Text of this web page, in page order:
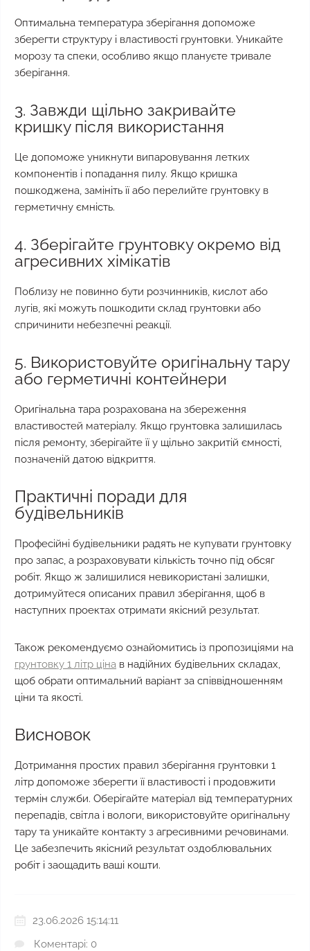
Оптимальна температура зберігання допоможе
зберегти структуру і властивості грунтовки. Уникайте
морозу та спеки, особливо якщо плануєте тривале
зберігання.
3. Завжди щільно закривайте
кришку після використання
Це допоможе уникнути випаровування летких
компонентів і попадання пилу. Якщо кришка
пошкоджена, замініть її або перелийте грунтовку в
герметичну ємність.
4. Зберігайте грунтовку окремо від
агресивних хімікатів
Поблизу не повинно бути розчинників, кислот або
лугів, які можуть пошкодити склад грунтовки або
спричинити небезпечні реакції.
5. Використовуйте оригінальну тару
або герметичні контейнери
Оригінальна тара розрахована на збереження
властивостей матеріалу. Якщо грунтовка залишилась
після ремонту, зберігайте її у щільно закритій ємності,
позначеній датою відкриття.
Практичні поради для
будівельників
Професійні будівельники радять не купувати грунтовку
про запас, а розраховувати кількість точно під обсяг
робіт. Якщо ж залишилися невикористані залишки,
дотримуйтеся описаних правил зберігання, щоб в
наступних проектах отримати якісний результат.
Також рекомендуємо ознайомитись із пропозиціями на
грунтовку 1 літр ціна в надійних будівельних складах,
щоб обрати оптимальний варіант за співвідношенням
ціни та якості.
Висновок
Дотримання простих правил зберігання грунтовки 1
літр допоможе зберегти її властивості і продовжити
термін служби. Оберігайте матеріал від температурних
перепадів, світла і вологи, використовуйте оригінальну
тару та уникайте контакту з агресивними речовинами.
Це забезпечить якісний результат оздоблювальних
робіт і заощадить ваші кошти.
23.06.2026 15:14:11
Коментарі: 0